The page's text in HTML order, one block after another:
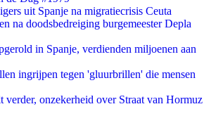
uit Spanje na migratiecrisis Ceuta
na doodsbedreiging burgemeester Depla
in Spanje, verdienden miljoenen aan
ingrijpen tegen 'gluurbrillen' die mensen
verder, onzekerheid over Straat van Hormuz